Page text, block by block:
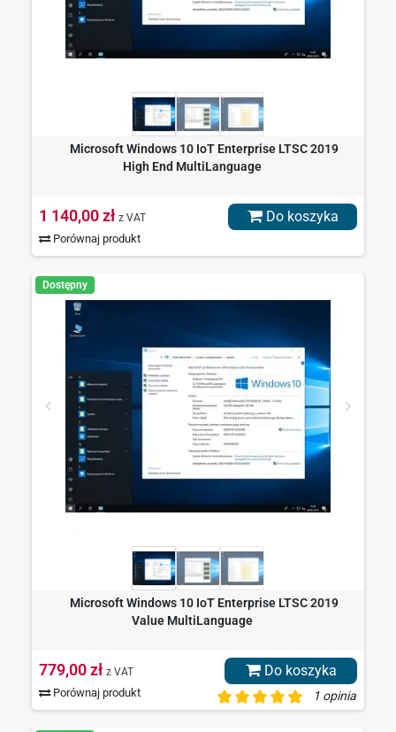
Microsoft Windows 10 IoT Enterprise LTSC 2019
High End MultiLanguage
1 140,00 zł z VAT
Porównaj produkt
Do koszyka
Dostępny
1 opinia
Microsoft Windows 10 IoT Enterprise LTSC 2019
Value MultiLanguage
779,00 zł z VAT
Porównaj produkt
Do koszyka